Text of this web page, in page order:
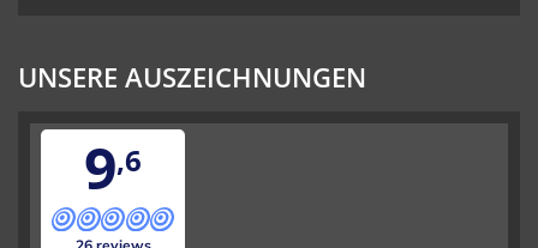
UNSERE AUSZEICHNUNGEN
9,6